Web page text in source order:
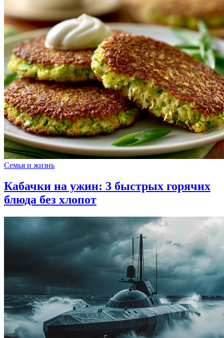
Семья и жизнь
Кабачки на ужин: 3 быстрых горячих
блюда без хлопот